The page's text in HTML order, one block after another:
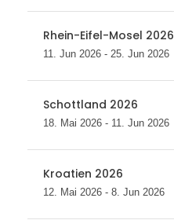
Rhein-Eifel-Mosel 2026
11. Jun 2026 - 25. Jun 2026
Schottland 2026
18. Mai 2026 - 11. Jun 2026
Kroatien 2026
12. Mai 2026 - 8. Jun 2026